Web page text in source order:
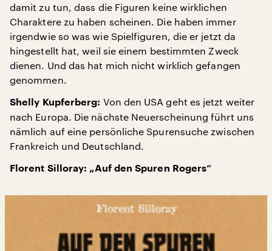
damit zu tun, dass die Figuren keine wirklichen
Charaktere zu haben scheinen. Die haben immer
irgendwie so was wie Spielfiguren, die er jetzt da
hingestellt hat, weil sie einem bestimmten Zweck
dienen. Und das hat mich nicht wirklich gefangen
genommen.
Shelly Kupferberg: Von den USA geht es jetzt weiter
nach Europa. Die nächste Neuerscheinung führt uns
nämlich auf eine persönliche Spurensuche zwischen
Frankreich und Deutschland.
Florent Silloray: „Auf den Spuren Rogers“